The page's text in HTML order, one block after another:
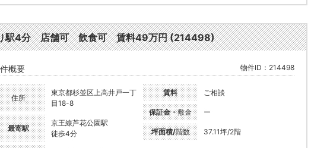
駅4分 店舗可 飲食可 賃料49万円 (214498)
概要 物件ID：214498
住所
東京都杉並区上高井戸一丁
目18-8
最寄駅
京王線芦花公園駅
徒歩4分
賃料 ご相談
保証金・敷金 ー
坪面積/階数 37.11坪/2階